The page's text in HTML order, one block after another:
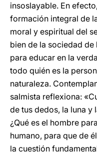
insoslayable. En
formación integral de
moral y espiritual del
bien de la sociedad de
para educar en la
todo quién es la
naturaleza.
salmista reflexiona:
de tus dedos, la luna y
¿Qué es el hombre
humano, para que de
la cuestión